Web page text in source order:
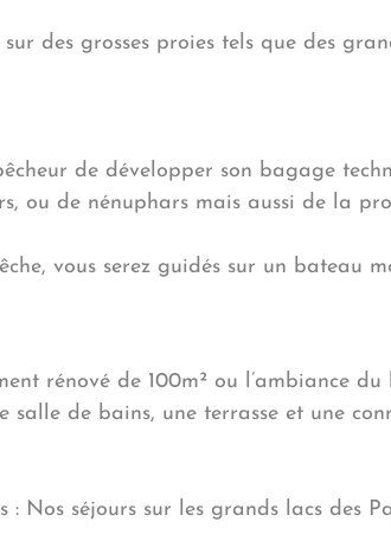
des grosses proies tels que des
de développer son bagage
ou de nénuphars mais aussi de la
vous serez guidés sur un bateau
rénové de 100m² ou l’ambiance
de bains, une terrasse et une
: Nos séjours sur les grands lacs des